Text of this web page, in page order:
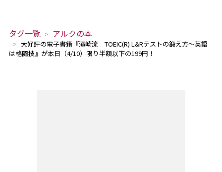
タグ一覧 アルクの本
大好評の電子書籍『濱崎流 TOEIC(R) L&Rテストの鍛え方～英語
は格闘技』が本日（4/10）限り半額以下の199円！